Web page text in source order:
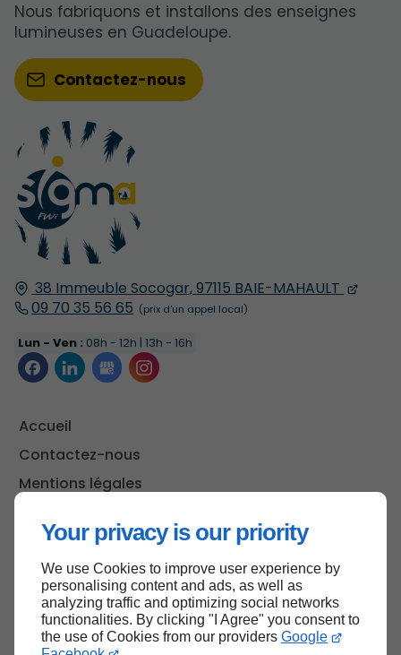
Your privacy is our priority
We use Cookies to improve user experience by
personalising content and ads, as well as
analyzing traffic and optimizing social networks
functionalities. By clicking "I Agree" you consent to
the use of Cookies from our providers Google
38 Immeuble Socogar,97115 BAIE-MAHAULT
09 70 35 56 65
Lun - Ven : 08h - 12h | 13h - 16h
Accueil
Contactez-nous
Mentions légales
Nous fabriquons et installons des enseignes
lumineuses en Guadeloupe.
Contactez-nous
Haut de page